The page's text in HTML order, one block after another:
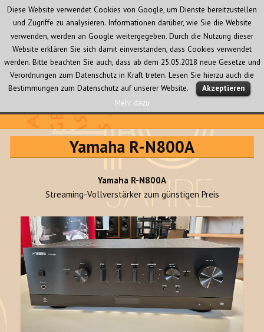
Audio Creativ
MENÜ
UND
Yamaha R-N800A
Yamaha R-N800A
Streaming-Vollverstärker zum günstigen Preis
Diese Website verwendet Cookies von Google, um Dienste bereitzustellen
und Zugriffe zu analysieren. Informationen darüber, wie Sie die Website
verwenden, werden an Google weitergegeben. Durch die Nutzung dieser
Website erklären Sie sich damit einverstanden, dass Cookies verwendet
werden. Bitte beachten Sie auch, dass ab dem 25.05.2018 neue Gesetze und
Verordnungen zum Datenschutz in Kraft treten. Lesen Sie hierzu auch die
Bestimmungen zum Datenschutz auf unserer Website.
Akzeptieren
Mehr dazu